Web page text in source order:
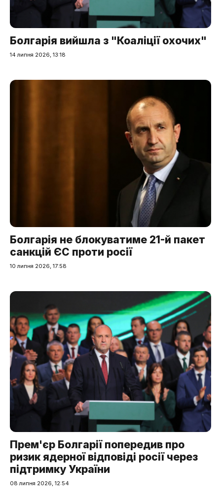
Болгарія вийшла з "Коаліції охочих"
14 липня 2026, 13:18
Болгарія не блокуватиме 21-й пакет
санкцій ЄС проти росії
10 липня 2026, 17:58
Прем'єр Болгарії попередив про
ризик ядерної відповіді росії через
підтримку України
08 липня 2026, 12:54